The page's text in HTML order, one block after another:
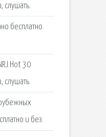
слушать.
бесплатно
Hot 30
слушать.
и без.